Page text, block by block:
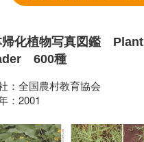
帰化植物写真図鑑 Plant
600種
：全国農村教育協会
：2001